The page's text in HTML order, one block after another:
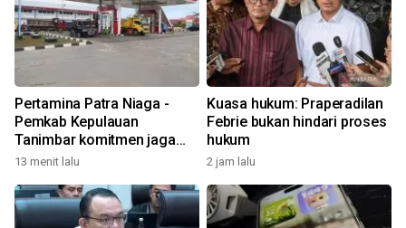
Pertamina Patra Niaga -
Pemkab Kepulauan
Tanimbar komitmen jaga
keandalan suplai BBM di
13 menit lalu
Kuasa hukum: Praperadilan
Febrie bukan hindari proses
hukum
2 jam lalu